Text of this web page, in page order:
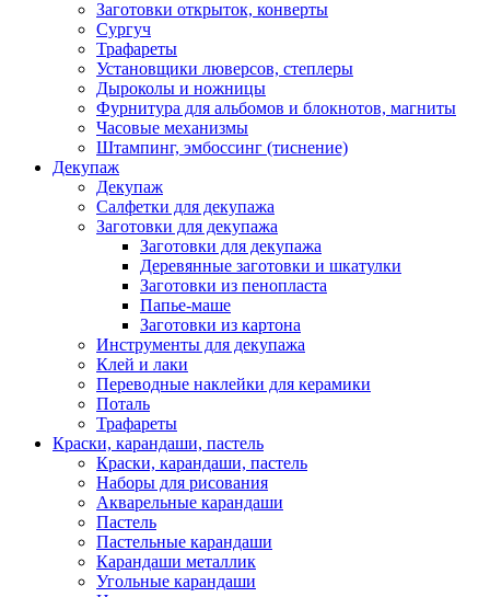
Заготовки открыток, конверты
Сургуч
Трафареты
Установщики люверсов, степлеры
Дыроколы и ножницы
Фурнитура для альбомов и блокнотов, магниты
Часовые механизмы
Штампинг, эмбоссинг (тиснение)
Декупаж
Декупаж
Салфетки для декупажа
Заготовки для декупажа
Заготовки для декупажа
Деревянные заготовки и шкатулки
Заготовки из пенопласта
Папье-маше
Заготовки из картона
Инструменты для декупажа
Клей и лаки
Переводные наклейки для керамики
Поталь
Трафареты
Краски, карандаши, пастель
Краски, карандаши, пастель
Наборы для рисования
Акварельные карандаши
Пастель
Пастельные карандаши
Карандаши металлик
Угольные карандаши